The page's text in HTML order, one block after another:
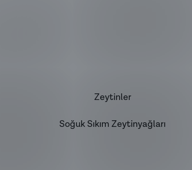
Zeytinler
Soğuk Sıkım Zeytinyağları